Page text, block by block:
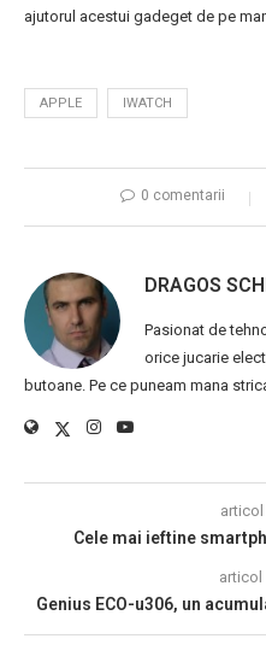
ajutorul acestui gadeget de pe
APPLE IWATCH
0 comentarii
DRAGOS
Pasionat de
orice jucarie
butoane. Pe ce puneam mana
Cele mai ieftine
articol
Genius ECO-u306, un